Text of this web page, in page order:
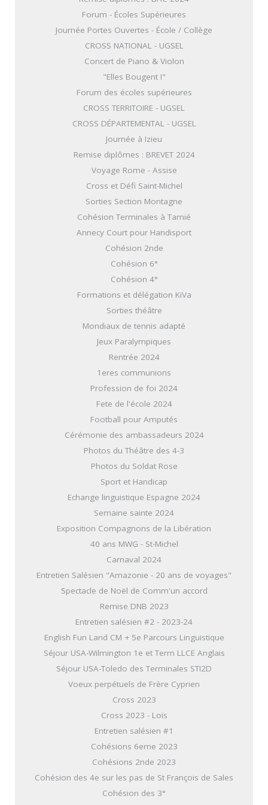
Forum - Écoles Supérieures
Journée Portes Ouvertes - École / Collège
CROSS NATIONAL - UGSEL
Concert de Piano & Violon
"Elles Bougent !"
Forum des écoles supérieures
CROSS TERRITOIRE - UGSEL
CROSS DÉPARTEMENTAL - UGSEL
Journée à Izieu
Remise diplômes : BREVET 2024
Voyage Rome - Assise
Cross et Défi Saint-Michel
Sorties Section Montagne
Cohésion Terminales à Tamié
Annecy Court pour Handisport
Cohésion 2nde
Cohésion 6°
Cohésion 4°
Formations et délégation KiVa
Sorties théâtre
Mondiaux de tennis adapté
Jeux Paralympiques
Rentrée 2024
1eres communions
Profession de foi 2024
Fete de l'école 2024
Football pour Amputés
Cérémonie des ambassadeurs 2024
Photos du Théâtre des 4-3
Photos du Soldat Rose
Sport et Handicap
Echange linguistique Espagne 2024
Semaine sainte 2024
Exposition Compagnons de la Libération
40 ans MWG - St-Michel
Carnaval 2024
Entretien Salésien "Amazonie - 20 ans de voyages"
Spectacle de Noël de Comm'un accord
Remise DNB 2023
Entretien salésien #2 - 2023-24
English Fun Land CM + 5e Parcours Linguistique
Séjour USA-Wilmington 1e et Term LLCE Anglais
Séjour USA-Toledo des Terminales STI2D
Voeux perpétuels de Frère Cyprien
Cross 2023
Cross 2023 - Loïs
Entretien salésien #1
Cohésions 6eme 2023
Cohésions 2nde 2023
Cohésion des 4e sur les pas de St François de Sales
Cohésion des 3°